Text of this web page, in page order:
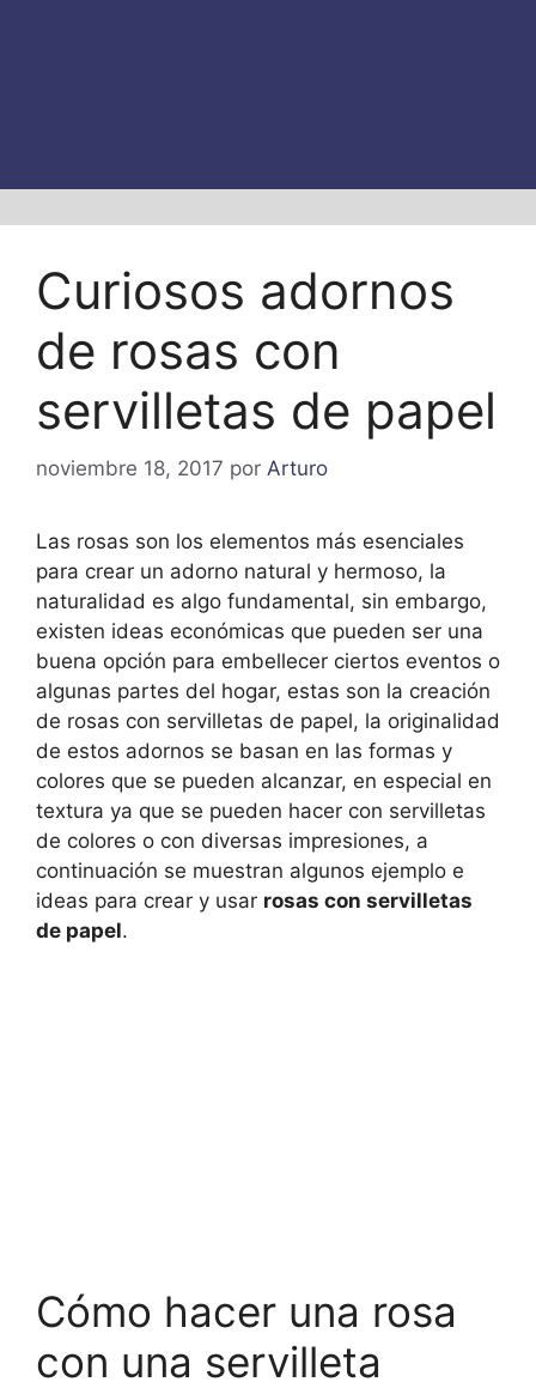
Curiosos adornos
de rosas con
servilletas de papel
noviembre 18, 2017 por Arturo
Las rosas son los elementos más esenciales
para crear un adorno natural y hermoso, la
naturalidad es algo fundamental, sin embargo,
existen ideas económicas que pueden ser una
buena opción para embellecer ciertos eventos o
algunas partes del hogar, estas son la creación
de rosas con servilletas de papel, la originalidad
de estos adornos se basan en las formas y
colores que se pueden alcanzar, en especial en
textura ya que se pueden hacer con servilletas
de colores o con diversas impresiones, a
continuación se muestran algunos ejemplo e
ideas para crear y usar rosas con servilletas
de papel.
Cómo hacer una rosa
con una servilleta